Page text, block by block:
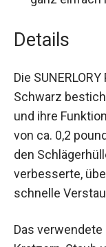
ganz einfach
Details
Die
Schwarz
und ihre
Gewicht von ca.
Leichtgewicht
erleichtert der
Reißverschluss